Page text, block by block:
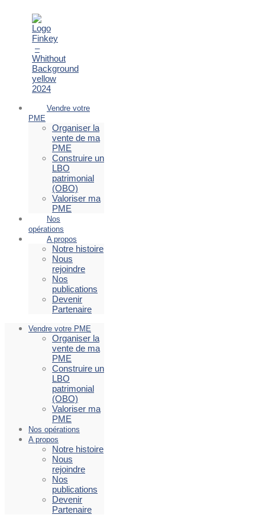
Vendre votre
PME
Organiser la
vente de ma
PME
Construire un
LBO
patrimonial
(OBO)
Valoriser ma
PME
Nos
opérations
A propos
Notre histoire
Nous
rejoindre
Nos
publications
Devenir
Partenaire
Vendre votre PME
Organiser la
vente de ma
PME
Construire un
LBO
patrimonial
(OBO)
Valoriser ma
PME
Nos opérations
A propos
Notre histoire
Nous
rejoindre
Nos
publications
Devenir
Partenaire